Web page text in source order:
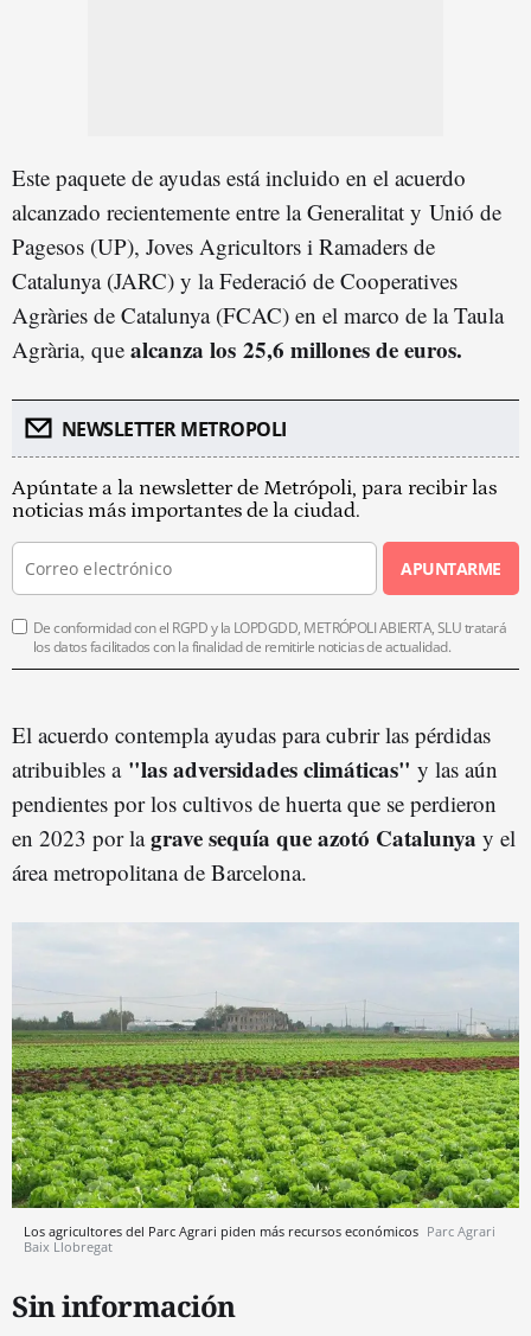
Este paquete de ayudas está incluido en el acuerdo
alcanzado recientemente entre la Generalitat y Unió de
Pagesos (UP), Joves Agricultors i Ramaders de
Catalunya (JARC) y la Federació de Cooperatives
Agràries de Catalunya (FCAC) en el marco de la Taula
Agrària, que alcanza los 25,6 millones de euros.
NEWSLETTER METROPOLI
Apúntate a la newsletter de Metrópoli, para recibir las
noticias más importantes de la ciudad.
APUNTARME
De conformidad con el RGPD y la LOPDGDD, METRÓPOLI ABIERTA, SLU tratará
los datos facilitados con la finalidad de remitirle noticias de actualidad.
El acuerdo contempla ayudas para cubrir las pérdidas
atribuibles a "las adversidades climáticas" y las aún
pendientes por los cultivos de huerta que se perdieron
en 2023 por lagrave sequía que azotó Catalunya y el
área metropolitana de Barcelona.
Los agricultores del Parc Agrari piden más recursos económicos Parc Agrari
Baix Llobregat
Sin información